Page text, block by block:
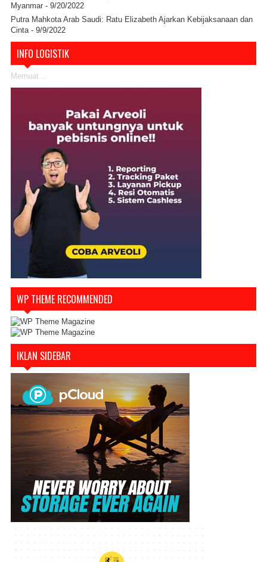
Myanmar - 9/20/2022
Putra Mahkota Arab Saudi: Ratu Elizabeth Ajarkan Kebijaksanaan dan
Cinta - 9/9/2022
INFO LOGISTIK
Memuat...
WP THEME RECOMMENDED
IKLAN SIDEBAR